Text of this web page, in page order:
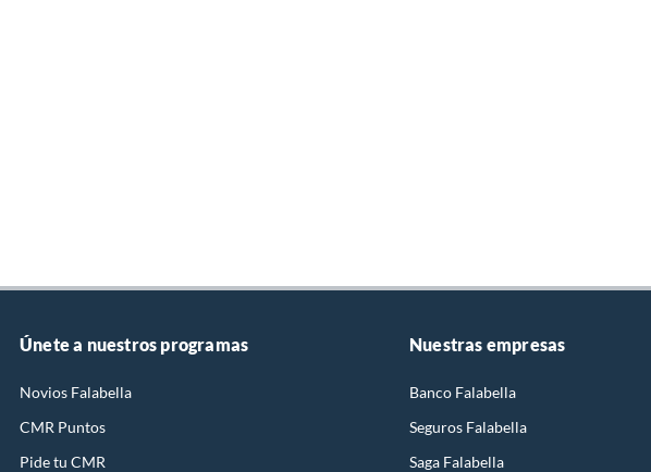
Únete a nuestros programas
Novios Falabella
CMR Puntos
Pide tu CMR
Nuestras empresas
Banco Falabella
Seguros Falabella
Saga Falabella